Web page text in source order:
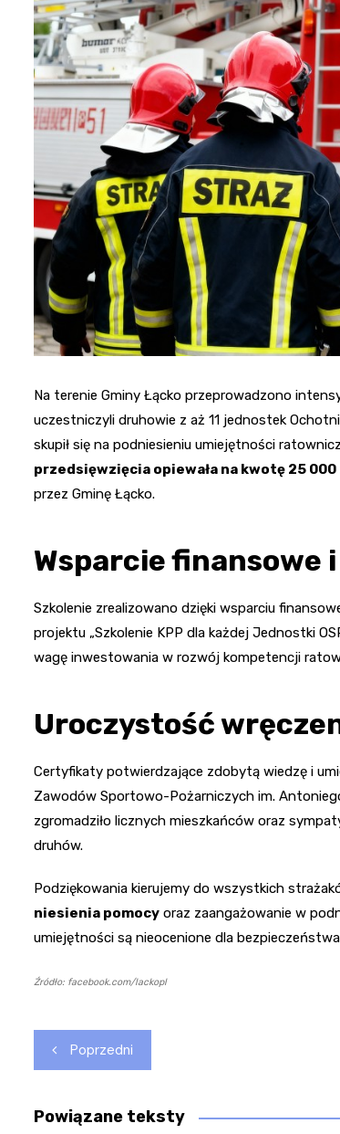
Na terenie Gminy Łącko przeprowadzono
uczestniczyli druhowie z aż 11 jednostek
skupił się na podniesieniu umiejętności
przedsięwzięcia opiewała na kwotę 25 000
przez Gminę Łącko.
Wsparcie finansowe
Szkolenie zrealizowano dzięki wsparciu
projektu „Szkolenie KPP dla każdej Jednostki
wagę inwestowania w rozwój kompetencji
Uroczystość
Certyfikaty potwierdzające zdobytą wiedzę i
Zawodów Sportowo-Pożarniczych im.
zgromadziło licznych mieszkańców oraz
druhów.
Podziękowania kierujemy do wszystkich
niesienia pomocy oraz zaangażowanie w
umiejętności są nieocenione dla bezpieczeństwa
Źródło: facebook.com/lackopl
Nawigacja
wpisu
Poprzedni
Powiązane teksty